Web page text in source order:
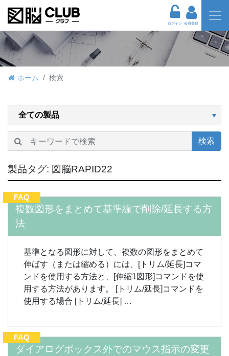
ログイン 会員登録
ホーム 検索
検索
製品タグ: 図脳RAPID22
FAQ
複数図形をまとめて基準線で削除/延長する方
法
基準となる図形に対して、複数の図形をまとめて
伸ばす（または縮める）には、[トリム/延長]コマ
ンドを使用する方法と、[伸縮1図形]コマンドを使
用する方法があります。 [トリム/延長]コマンドを
使用する場合 [トリム/延長] …
FAQ
ダイアログボックス外でのマウス指示の変更